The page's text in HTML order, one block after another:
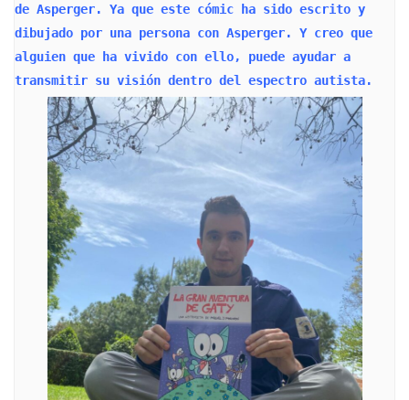
de Asperger. Ya que este cómic ha sido escrito y
dibujado por una persona con Asperger. Y creo que
alguien que ha vivido con ello, puede ayudar a